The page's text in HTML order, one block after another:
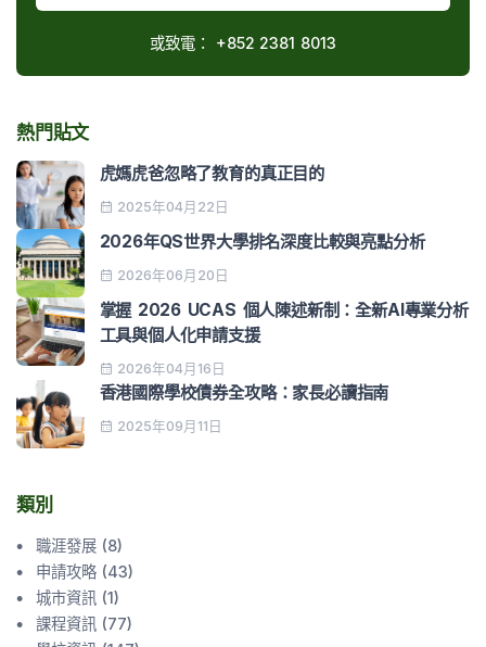
或致電： +852 2381 8013
熱門貼文
虎媽虎爸忽略了教育的真正目的
2025年04月22日
2026年QS世界大學排名深度比較與亮點分析
2026年06月20日
掌握 2026 UCAS 個人陳述新制：全新AI專業分析
工具與個人化申請支援
2026年04月16日
香港國際學校債券全攻略：家長必讀指南
2025年09月11日
類別
職涯發展 (8)
申請攻略 (43)
城市資訊 (1)
課程資訊 (77)